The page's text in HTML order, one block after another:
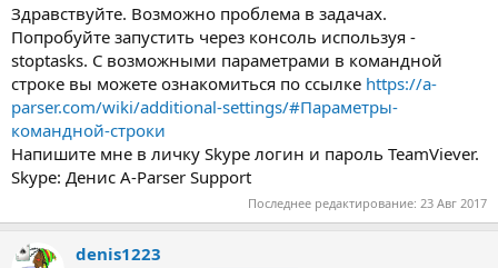
Здравствуйте. Возможно проблема в задачах.
Попробуйте запустить через консоль используя -
stoptasks. С возможными параметрами в командной
строке вы можете ознакомиться по ссылке https://a-
parser.com/wiki/additional-settings/#Параметры-
командной-строки
Напишите мне в личку Skype логин и пароль TeamViever.
Skype: Денис A-Parser Support
Последнее редактирование: 23 Авг 2017
denis1223